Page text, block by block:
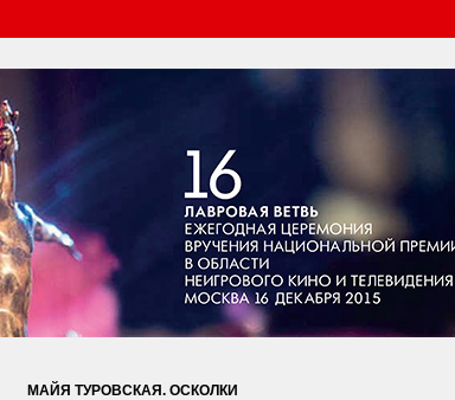
МАЙЯ ТУРОВСКАЯ. ОСКОЛКИ